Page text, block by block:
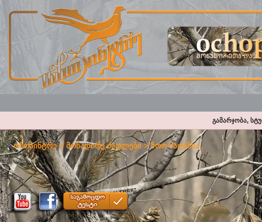
გამარჯობა,
ოჩოპინტრე>მონადირე ძაღლები>ზოო მაღაზია